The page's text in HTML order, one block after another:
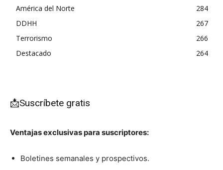
América del Norte
284
DDHH
267
Terrorismo
266
Destacado
264
📩Suscríbete gratis
Ventajas exclusivas para suscriptores:
Boletines semanales y prospectivos.